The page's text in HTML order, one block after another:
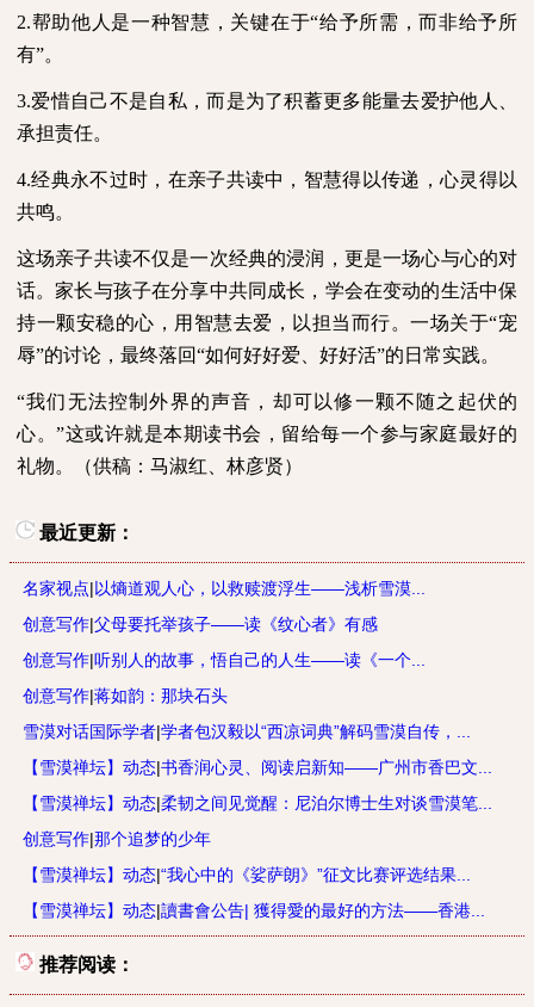
2.帮助他人是一种智慧，关键在于“给予所需，而非给予所
有”。
3.爱惜自己不是自私，而是为了积蓄更多能量去爱护他人、
承担责任。
4.经典永不过时，在亲子共读中，智慧得以传递，心灵得以
共鸣。
这场亲子共读不仅是一次经典的浸润，更是一场心与心的对
话。家长与孩子在分享中共同成长，学会在变动的生活中保
持一颗安稳的心，用智慧去爱，以担当而行。一场关于“宠
辱”的讨论，最终落回“如何好好爱、好好活”的日常实践。
“我们无法控制外界的声音，却可以修一颗不随之起伏的
心。”这或许就是本期读书会，留给每一个参与家庭最好的
礼物。（供稿：马淑红、林彦贤）
最近更新：
名家视点|以熵道观人心，以救赎渡浮生——浅析雪漠...
创意写作|父母要托举孩子——读《纹心者》有感
创意写作|听别人的故事，悟自己的人生——读《一个...
创意写作|蒋如韵：那块石头
雪漠对话国际学者|学者包汉毅以“西凉词典”解码雪漠自传，...
【雪漠禅坛】动态|书香润心灵、阅读启新知——广州市香巴文...
【雪漠禅坛】动态|柔韧之间见觉醒：尼泊尔博士生对谈雪漠笔...
创意写作|那个追梦的少年
【雪漠禅坛】动态|“我心中的《娑萨朗》”征文比赛评选结果...
【雪漠禅坛】动态|讀書會公告| 獲得愛的最好的方法——香港...
推荐阅读：